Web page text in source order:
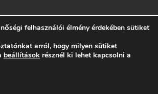
Kérdések
felhasználói élmény érdekében sütiket
arról, hogy milyen sütiket
beállítások résznél ki lehet kapcsolni a